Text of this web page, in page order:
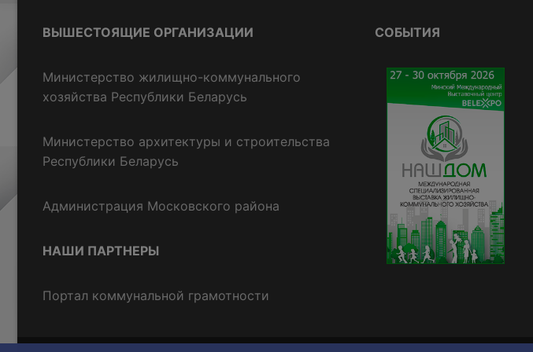
ВЫШЕСТОЯЩИЕ ОРГАНИЗАЦИИ
Министерство жилищно-коммунального
хозяйства Республики Беларусь
Министерство архитектуры и строительства
Республики Беларусь
Администрация Московского района
НАШИ ПАРТНЕРЫ
Портал коммунальной грамотности
СОБЫТИЯ